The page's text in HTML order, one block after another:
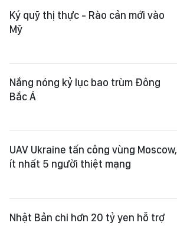
Ký quỹ thị thực - Rào cản mới vào
Mỹ
Nắng nóng kỷ lục bao trùm Đông
Bắc Á
UAV Ukraine tấn công vùng Moscow,
ít nhất 5 người thiệt mạng
Nhật Bản chi hơn 20 tỷ yen hỗ trợ